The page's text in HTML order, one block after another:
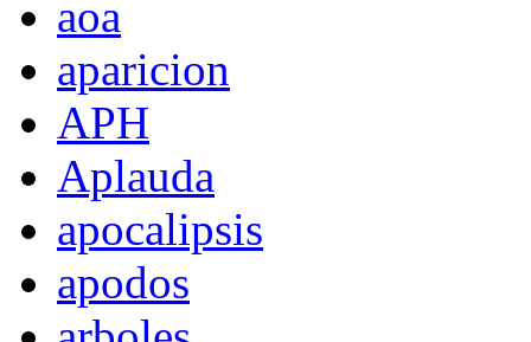
aoa
aparicion
APH
Aplauda
apocalipsis
apodos